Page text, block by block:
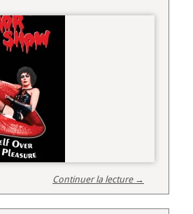
Continuer la lecture →